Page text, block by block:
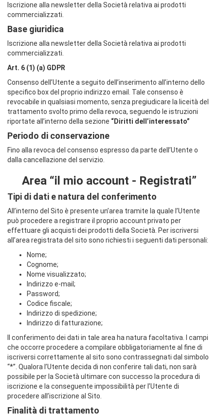
Iscrizione alla newsletter della Società relativa ai prodotti
commercializzati.
Base giuridica
Iscrizione alla newsletter della Società relativa ai prodotti
commercializzati.
Art. 6 (1) (a) GDPR
Consenso dell’Utente a seguito dell’inserimento all’interno dello
specifico box del proprio indirizzo email. Tale consenso è
revocabile in qualsiasi momento, senza pregiudicare la liceità del
trattamento svolto primo della revoca, seguendo le istruzioni
riportate all’interno della sezione “Diritti dell’interessato”
Periodo di conservazione
Fino alla revoca del consenso espresso da parte dell’Utente o
dalla cancellazione del servizio.
Area “il mio account - Registrati”
Tipi di dati e natura del conferimento
All’interno del Sito è presente un’area tramite la quale l’Utente
può procedere a registrare il proprio account privato per
effettuare gli acquisti dei prodotti della Società. Per iscriversi
all’area registrata del sito sono richiesti i seguenti dati personali:
Nome;
Cognome;
Nome visualizzato;
Indirizzo e-mail;
Password;
Codice fiscale;
Indirizzo di spedizione;
Indirizzo di fatturazione;
Il conferimento dei dati in tale area ha natura facoltativa. I campi
che occorre procedere a compilare obbligatoriamente al fine di
iscriversi correttamente al sito sono contrassegnati dal simbolo
“*”. Qualora l’Utente decida di non conferire tali dati, non sarà
possibile per la Società ultimare con successo la procedura di
iscrizione e la conseguente impossibilità per l’Utente di
procedere all’iscrizione al Sito.
Finalità di trattamento